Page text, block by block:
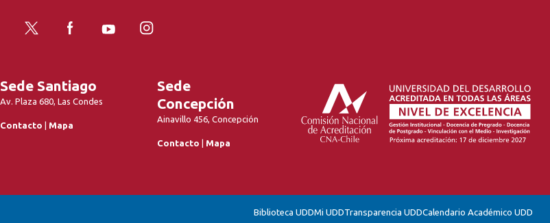
Twitter FacebookYouTubeInstagram
Sede Santiago
Av. Plaza 680, Las Condes
Contacto | Mapa
Sede
Concepción
Ainavillo 456, Concepción
Contacto | Mapa
Biblioteca UDDMi UDDTransparencia UDDCalendario Académico UDD